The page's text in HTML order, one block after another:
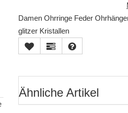
Damen Ohrringe Feder
glitzer Kristallen
Ähnliche Artikel